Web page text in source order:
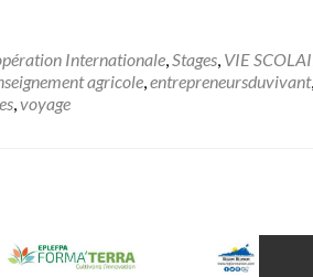
Internationale,Stages, VIE
agricole,entrepreneursduvivant
,voyage